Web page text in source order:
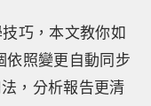
巧，本文教你如
依照變更自動同步
，分析報告更清